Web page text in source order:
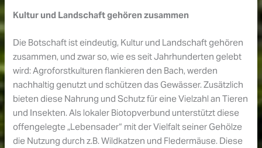
Kultur und Landschaft gehören zusammen
Die Botschaft ist eindeutig, Kultur und Landschaft gehören
zusammen, und zwar so, wie es seit Jahrhunderten gelebt
wird: Agroforstkulturen flankieren den Bach, werden
nachhaltig genutzt und schützen das Gewässer. Zusätzlich
bieten diese Nahrung und Schutz für eine Vielzahl an Tieren
und Insekten. Als lokaler Biotopverbund unterstützt diese
offengelegte „Lebensader“ mit der Vielfalt seiner Gehölze
die Nutzung durch z.B. Wildkatzen und Fledermäuse. Diese